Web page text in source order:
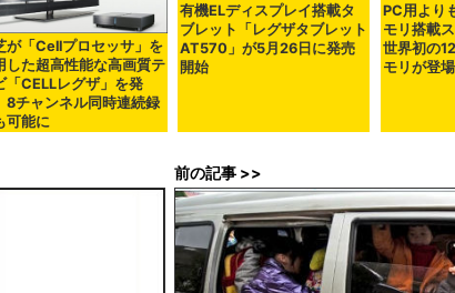
が「Cellプロセッサ」を
した超高性能な高画質テ
「CELLレグザ」を発
8チャンネル同時連続録
可能に
有機ELディスプレイ搭載タ
ブレット「レグザタブレット
AT570」が5月26日に発売
開始
PC用より
モリ搭載
世界初の
モリが登場
前の記事 >>